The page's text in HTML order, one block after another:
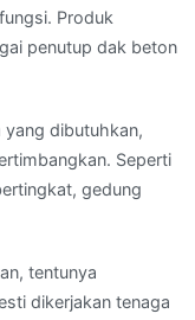
Produk
penutup dak beton
yang dibutuhkan,
Seperti
gedung
tentunya
dikerjakan tenaga